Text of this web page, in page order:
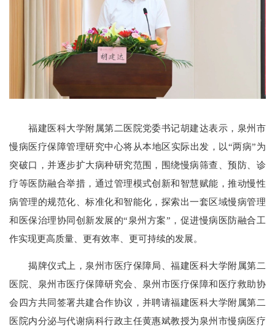
福建医科大学附属第二医院党委书记胡建达表示，泉州市
慢病医疗保障管理研究中心将从本地区实际出发，以“两病”为
突破口，并逐步扩大病种研究范围，围绕慢病筛查、预防、诊
疗等医防融合举措，通过管理模式创新和智慧赋能，推动慢性
病管理的规范化、标准化和智能化，探索出一套区域慢病管理
和医保治理协同创新发展的“泉州方案”，促进慢病医防融合工
作实现更高质量、更有效率、更可持续的发展。
揭牌仪式上，泉州市医疗保障局、福建医科大学附属第二
医院、泉州市医疗保障研究会、泉州市医疗保障和医疗救助协
会四方共同签署共建合作协议，并聘请福建医科大学附属第二
医院内分泌与代谢病科行政主任黄惠斌教授为泉州市慢病医疗